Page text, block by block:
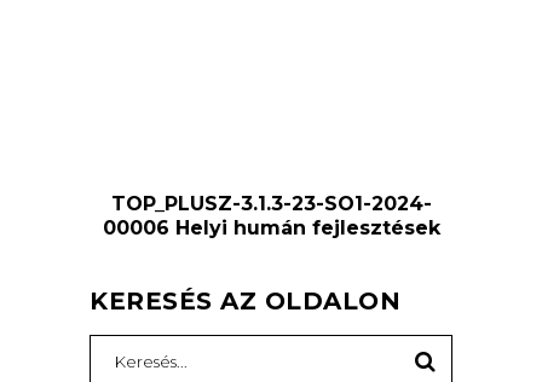
TOP_PLUSZ-3.1.3-23-SO1-2024-
00006 Helyi humán fejlesztések
KERESÉS AZ OLDALON
for: